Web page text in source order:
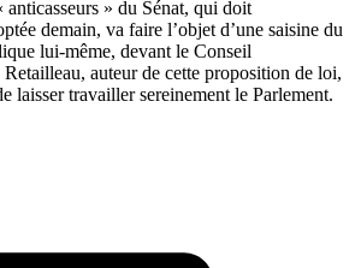
» du Sénat, qui doit
demain, va faire l’objet d’une saisine du
lui-même, devant le Conseil
auteur de cette proposition de loi,
laisser travailler sereinement le Parlement.